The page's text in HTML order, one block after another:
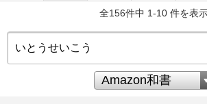
全156件中 1-10 件を表